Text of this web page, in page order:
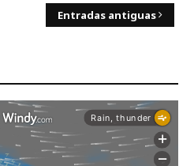
Entradas antiguas